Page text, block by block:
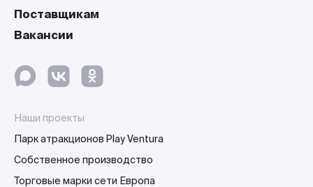
Поставщикам
Вакансии
Наши проекты
Парк атракционов Play Ventura
Собственное производство
Торговые марки сети Европа